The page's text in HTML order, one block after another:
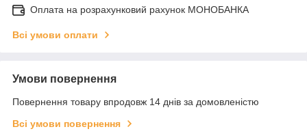
Оплата на розрахунковий рахунок МОНОБАНКА
Всі умови оплати
Умови повернення
Повернення товару впродовж 14 днів за домовленістю
Всі умови повернення